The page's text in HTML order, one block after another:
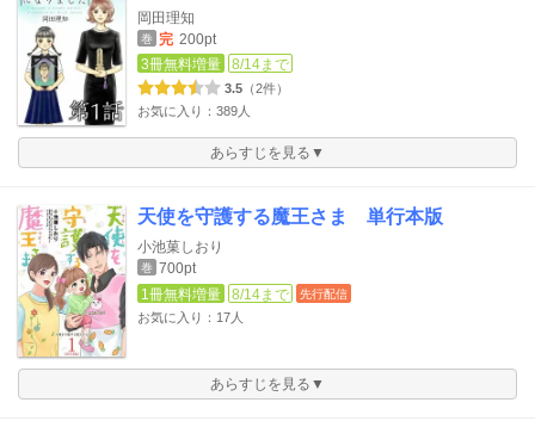
岡田理知
巻 完 200pt
3冊無料増量
8/14まで
3.5 （2件）
お気に入り：389人
あらすじを見る▼
天使を守護する魔王さま 単行本版
小池菓しおり
巻 700pt
1冊無料増量
8/14まで 先行配信
お気に入り：17人
あらすじを見る▼